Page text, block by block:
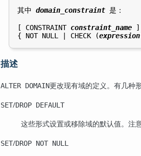
其中 domain_constraint 是：
[ CONSTRAINT constraint_name ]
{ NOT NULL | CHECK (expression
描述
ALTER DOMAIN更改现有域的定义。有几种
SET/DROP DEFAULT
这些形式设置或移除域的默认值。注
SET/DROP NOT NULL